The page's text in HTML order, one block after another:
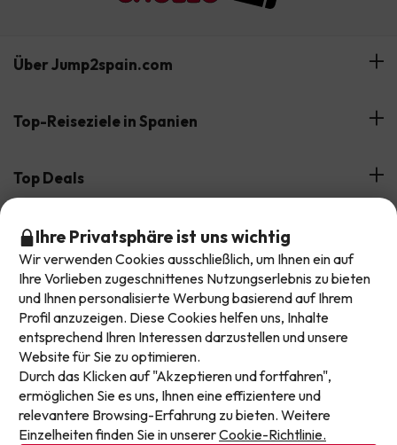
Lasst euch kein Angebot mehr entgehen!
Unsere Angebote ändern sich täglich. Hinterlasst
eure E-Mail-Adresse und erhaltet jede Woche eine
handverlesene Auswahl unserer neuesten
Urlaubsdeals, damit ihr nie wieder einen Top-Preis
verpasst.
E-Mail-Adresse
Über Jump2spain.com
Bewertungen
Unsere Reisegruppe
Top-Reiseziele in Spanien
Angebote in Lloret de Mar
Angebote in Andalusien
Angebote auf den Kanaren
Top Deals
All-Inclusive-Hotels
Inselhotels in Spanien
Hotels mit Wasserpark in Spanien
Hotelangebote mit Familienrabatten
Buchen Sie Ihr Schnäppchen bei Jump2spain.com
Wie man auf Jump2spain.com bucht
Faqs
Kontakt
Wir akzeptieren
Impressum und AGB's
Datenschutz
Ihre Privatsphäre ist uns wichtig
Wir verwenden Cookies ausschließlich, um Ihnen ein auf
Ihre Vorlieben zugeschnittenes Nutzungserlebnis zu bieten
und Ihnen personalisierte Werbung basierend auf Ihrem
Profil anzuzeigen. Diese Cookies helfen uns, Inhalte
entsprechend Ihren Interessen darzustellen und unsere
Website für Sie zu optimieren.
Durch das Klicken auf "Akzeptieren und fortfahren",
ermöglichen Sie es uns, Ihnen eine effizientere und
relevantere Browsing-Erfahrung zu bieten. Weitere
Einzelheiten finden Sie in unsererCookie-Richtlinie.